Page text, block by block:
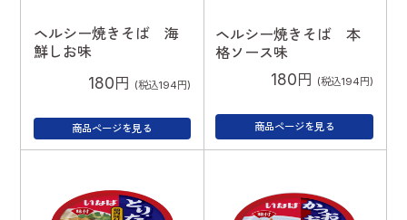
ヘルシー焼きそば 海
鮮しお味
180円 (税込194円)
商品ページを見る
ヘルシー焼きそば 本
格ソース味
180円 (税込194円)
商品ページを見る